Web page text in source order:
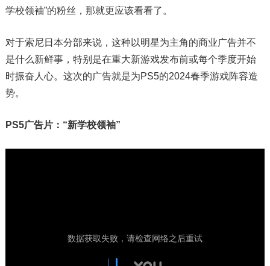
学校领袖”的粉丝，那就更应该看看了。
对于索尼日本分部来说，这种以明星为主角的商业广告并不
是什么新鲜事，特别是在重大新游戏发布前或每个季度开始
时振奋人心。这次的广告就是为PS5的2024春季游戏阵容造
势。
PS5广告片：“新学校领袖”